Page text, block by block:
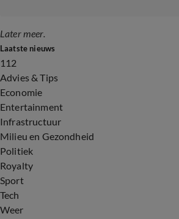
Later meer.
Laatste nieuws
112
Advies & Tips
Economie
Entertainment
Infrastructuur
Milieu en Gezondheid
Politiek
Royalty
Sport
Tech
Weer